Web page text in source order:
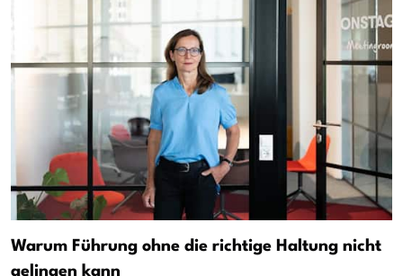
Warum Führung ohne die richtige Haltung nicht
gelingen kann